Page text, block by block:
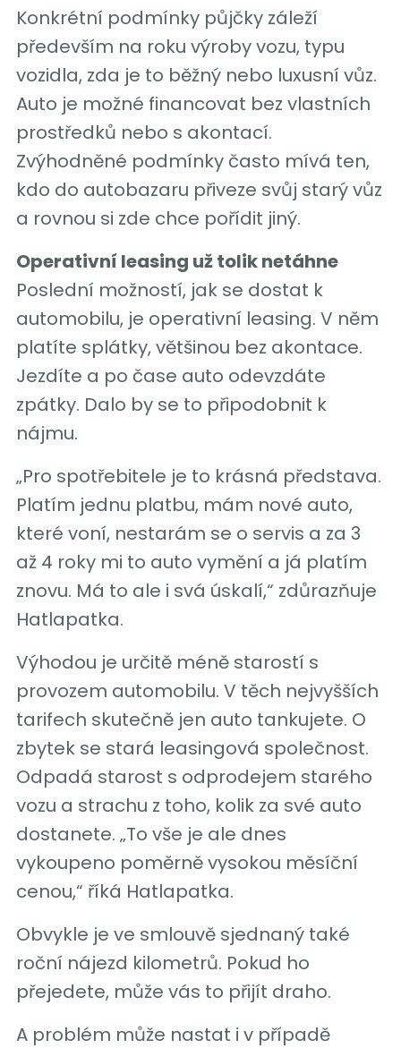
Konkrétní podmínky půjčky záleží
především na roku výroby vozu, typu
vozidla, zda je to běžný nebo luxusní vůz.
Auto je možné financovat bez vlastních
prostředků nebo s akontací.
Zvýhodněné podmínky často mívá ten,
kdo do autobazaru přiveze svůj starý vůz
a rovnou si zde chce pořídit jiný.
Operativní leasing už tolik netáhne
Poslední možností, jak se dostat k
automobilu, je operativní leasing. V něm
platíte splátky, většinou bez akontace.
Jezdíte a po čase auto odevzdáte
zpátky. Dalo by se to připodobnit k
nájmu.
„Pro spotřebitele je to krásná představa.
Platím jednu platbu, mám nové auto,
které voní, nestarám se o servis a za 3
až 4 roky mi to auto vymění a já platím
znovu. Má to ale i svá úskalí,“ zdůrazňuje
Hatlapatka.
Výhodou je určitě méně starostí s
provozem automobilu. V těch nejvyšších
tarifech skutečně jen auto tankujete. O
zbytek se stará leasingová společnost.
Odpadá starost s odprodejem starého
vozu a strachu z toho, kolik za své auto
dostanete. „To vše je ale dnes
vykoupeno poměrně vysokou měsíční
cenou,“ říká Hatlapatka.
Obvykle je ve smlouvě sjednaný také
roční nájezd kilometrů. Pokud ho
přejedete, může vás to přijít draho.
A problém může nastat i v případě